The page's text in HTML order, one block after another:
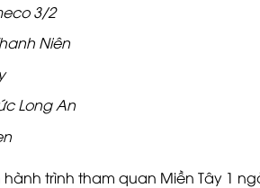
3/2
Niên
Long An
hành trình tham quan Miền Tây 1